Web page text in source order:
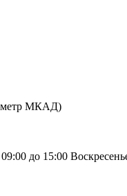
МКАД)
до 15:00